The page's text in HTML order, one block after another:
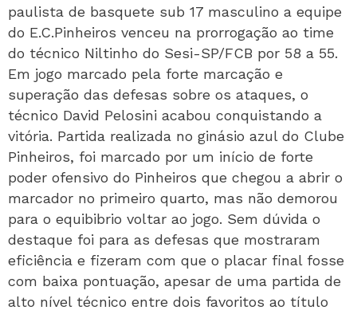
paulista de basquete sub 17 masculino a equipe
do E.C.Pinheiros venceu na prorrogação ao time
do técnico Niltinho do Sesi-SP/FCB por 58 a 55.
Em jogo marcado pela forte marcação e
superação das defesas sobre os ataques, o
técnico David Pelosini acabou conquistando a
vitória. Partida realizada no ginásio azul do Clube
Pinheiros, foi marcado por um início de forte
poder ofensivo do Pinheiros que chegou a abrir o
marcador no primeiro quarto, mas não demorou
para o equibibrio voltar ao jogo. Sem dúvida o
destaque foi para as defesas que mostraram
eficiência e fizeram com que o placar final fosse
com baixa pontuação, apesar de uma partida de
alto nível técnico entre dois favoritos ao título